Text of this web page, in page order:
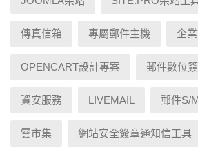
傳真信箱 專屬郵件主機 企
OPENCART設計專案 郵件數位
資安服務 LIVEMAIL 郵件S/
雲市集 網站安全簽章通知信工具